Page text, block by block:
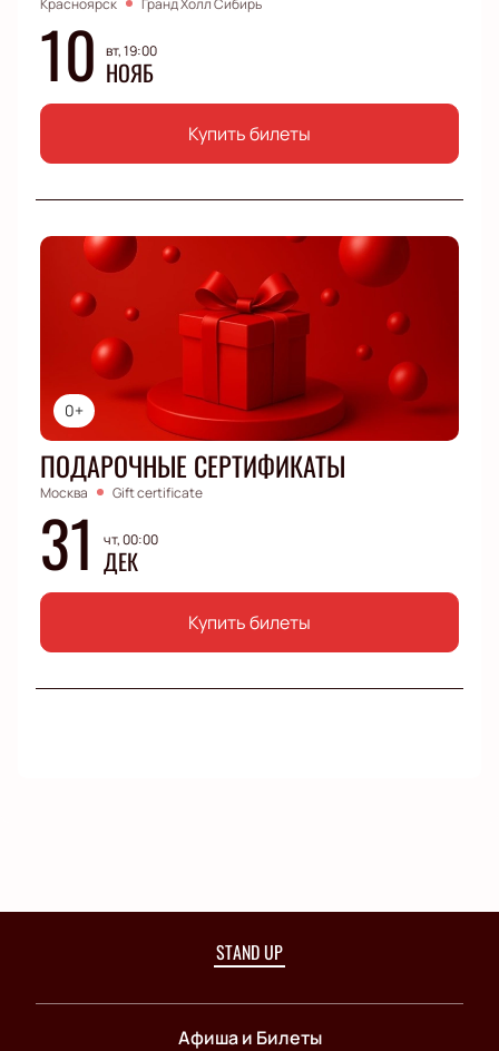
Красноярск Гранд Холл Сибирь
10 вт, 19:00
НОЯБ
Купить билеты
0+
ПОДАРОЧНЫЕ СЕРТИФИКАТЫ
Москва Gift certificate
31 чт, 00:00
ДЕК
Купить билеты
STAND UP
Афиша и Билеты